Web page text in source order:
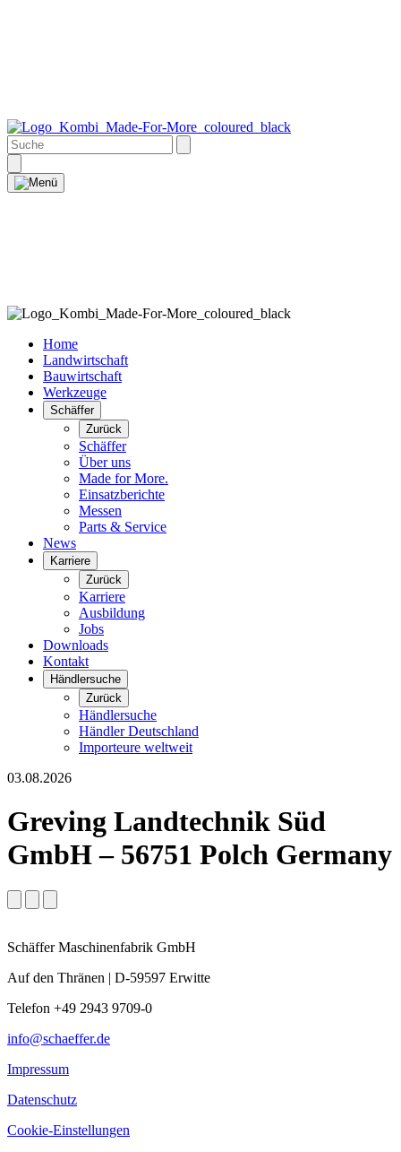
Home
Landwirtschaft
Bauwirtschaft
Werkzeuge
Schäffer
Zurück
Schäffer
Über uns
Made for More.
Einsatzberichte
Messen
Parts & Service
News
Karriere
Zurück
Karriere
Ausbildung
Jobs
Downloads
Kontakt
Händlersuche
Zurück
Händlersuche
Händler Deutschland
Importeure weltweit
03.08.2026
Greving Landtechnik Süd
GmbH – 56751 Polch Germany
Schäffer Maschinenfabrik GmbH
Auf den Thränen | D-59597 Erwitte
Telefon +49 2943 9709-0
info@schaeffer.de
Impressum
Datenschutz
Cookie-Einstellungen